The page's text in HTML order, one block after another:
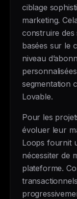
ciblage
marketing.
construire des
basées sur le
niveau
segmentation
Lovable.
Pour les
évoluer leur
Loops fournit
nécessiter de
plateforme.